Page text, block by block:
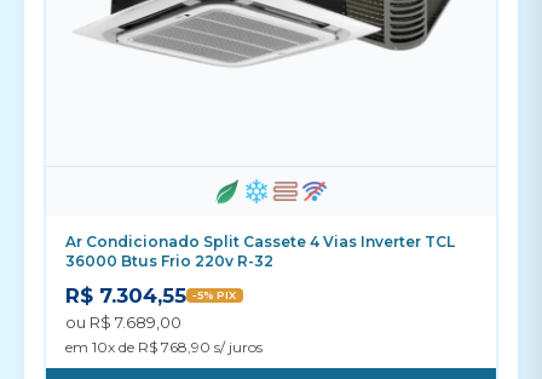
Ar Condicionado Split Cassete 4 Vias Inverter TCL
36000 Btus Frio 220v R-32
R$ 7.304,55 -5% PIX
ou R$ 7.689,00
em 10x de R$ 768,90 s/ juros